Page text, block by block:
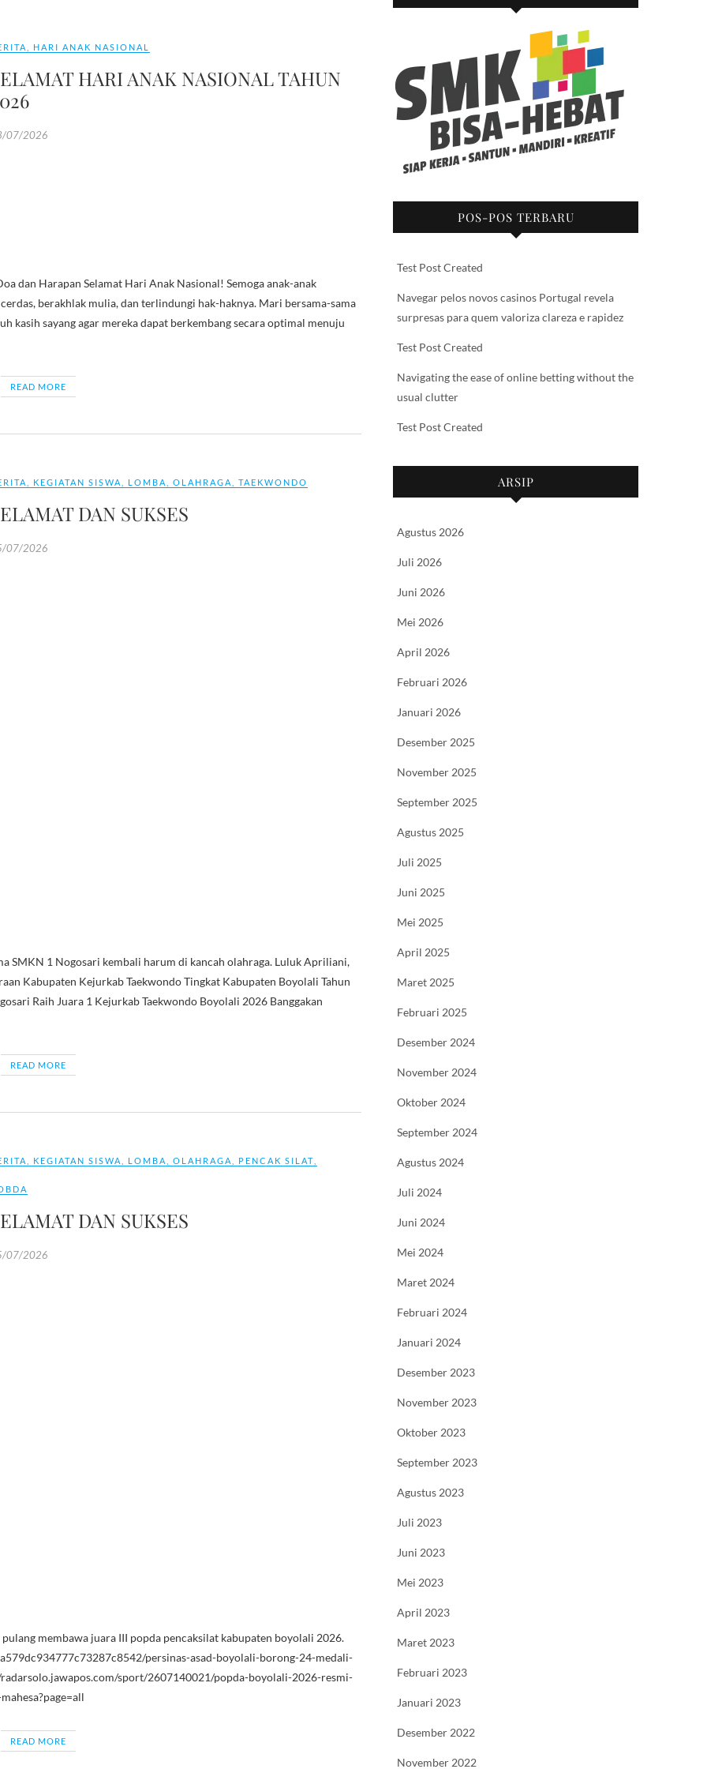
HARI ANAK NASIONAL
HARI ANAK NASIONAL TAHUN
07/2026
dan Harapan Selamat Hari Anak Nasional! Semoga anak-anak
berakhlak mulia, dan terlindungi hak-haknya. Mari bersama-sama
kasih sayang agar mereka dapat berkembang secara optimal menuju
READ MORE
KEGIATAN SISWA LOMBA OLAHRAGA TAEKWONDO
DAN SUKSES
07/2026
SMKN 1 Nogosari kembali harum di kancah olahraga. Luluk Apriliani,
Kabupaten Kejurkab Taekwondo Tingkat Kabupaten Boyolali Tahun
Raih Juara 1 Kejurkab Taekwondo Boyolali 2026 Banggakan
READ MORE
KEGIATAN SISWA LOMBA OLAHRAGA PENCAK SILAT
DAN SUKSES
07/2026
membawa juara III popda pencaksilat kabupaten boyolali 2026.
persinas-asad-boyolali-borong-24-medali-
sport/2607140021/popda-boyolali-2026-resmi-
READ MORE
POS-POS TERBARU
Test Post Created
Navegar pelos novos casinos Portugal revela
surpresas para quem valoriza clareza e rapidez
Test Post Created
Navigating the ease of online betting without the
usual clutter
Test Post Created
ARSIP
Agustus 2026
Juli 2026
Juni 2026
Mei 2026
April 2026
Februari 2026
Januari 2026
Desember 2025
November 2025
September 2025
Agustus 2025
Juli 2025
Juni 2025
Mei 2025
April 2025
Maret 2025
Februari 2025
Desember 2024
November 2024
Oktober 2024
September 2024
Agustus 2024
Juli 2024
Juni 2024
Mei 2024
Maret 2024
Februari 2024
Januari 2024
Desember 2023
November 2023
Oktober 2023
September 2023
Agustus 2023
Juli 2023
Juni 2023
Mei 2023
April 2023
Maret 2023
Februari 2023
Januari 2023
Desember 2022
November 2022